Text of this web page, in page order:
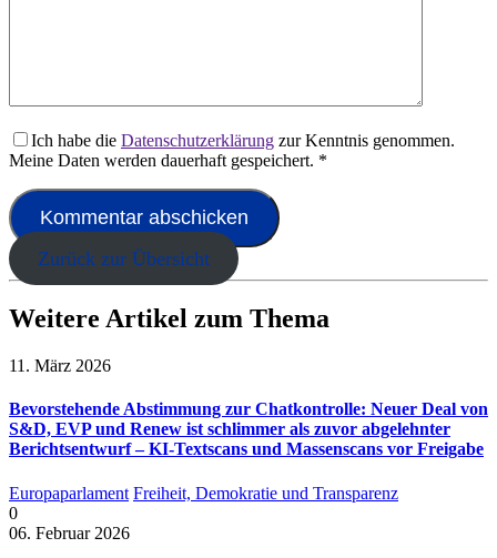
Ich habe die Datenschutzerklärung zur Kenntnis genommen.
Meine Daten werden dauerhaft gespeichert. *
Zurück zur Übersicht
Weitere Artikel zum Thema
11. März 2026
Bevorstehende Abstimmung zur Chatkontrolle: Neuer Deal von
S&D, EVP und Renew ist schlimmer als zuvor abgelehnter
Berichtsentwurf – KI-Textscans und Massenscans vor Freigabe
Europaparlament Freiheit, Demokratie und Transparenz
0
06. Februar 2026